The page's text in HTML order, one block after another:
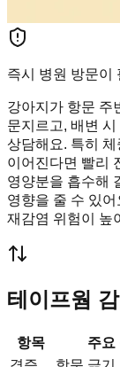
즉시 병원 방문이
강아지가 항문 주
문지르고, 배변
상담해요. 특히
이어진다면 빨리
영양분을 흡수해
영향을 줄 수 있
재감염 위험이 높
테이프웜
항목 주요